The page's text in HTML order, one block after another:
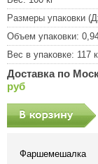
Размеры упаковки
Объем упаковки:
Вес в упаковке: 117
Доставка по
руб